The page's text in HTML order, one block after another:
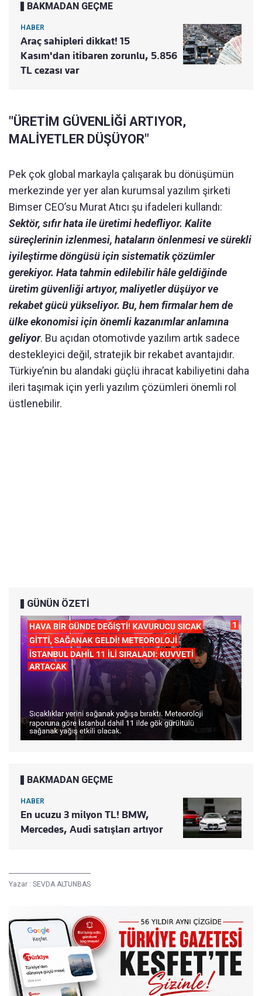
BAKMADAN GEÇME
HABER
Araç sahipleri dikkat! 15
Kasım'dan itibaren zorunlu, 5.856
TL cezası var
"ÜRETİM GÜVENLİĞİ ARTIYOR,
MALİYETLER DÜŞÜYOR"
Pek çok global markayla çalışarak bu dönüşümün
merkezinde yer yer alan kurumsal yazılım şirketi
Bimser CEO’su Murat Atıcı şu ifadeleri kullandı:
Sektör, sıfır hata ile üretimi hedefliyor. Kalite
süreçlerinin izlenmesi, hataların önlenmesi ve sürekli
iyileştirme döngüsü için sistematik çözümler
gerekiyor. Hata tahmin edilebilir hâle geldiğinde
üretim güvenliği artıyor, maliyetler düşüyor ve
rekabet gücü yükseliyor. Bu, hem firmalar hem de
ülke ekonomisi için önemli kazanımlar anlamına
geliyor. Bu açıdan otomotivde yazılım artık sadece
destekleyici değil, stratejik bir rekabet avantajıdır.
Türkiye’nin bu alandaki güçlü ihracat kabiliyetini daha
ileri taşımak için yerli yazılım çözümleri önemli rol
üstlenebilir.
GÜNÜN ÖZETİ
BAKMADAN GEÇME
HABER
En ucuzu 3 milyon TL! BMW,
Mercedes, Audi satışları artıyor
Yazar : SEVDA ALTUNBAS